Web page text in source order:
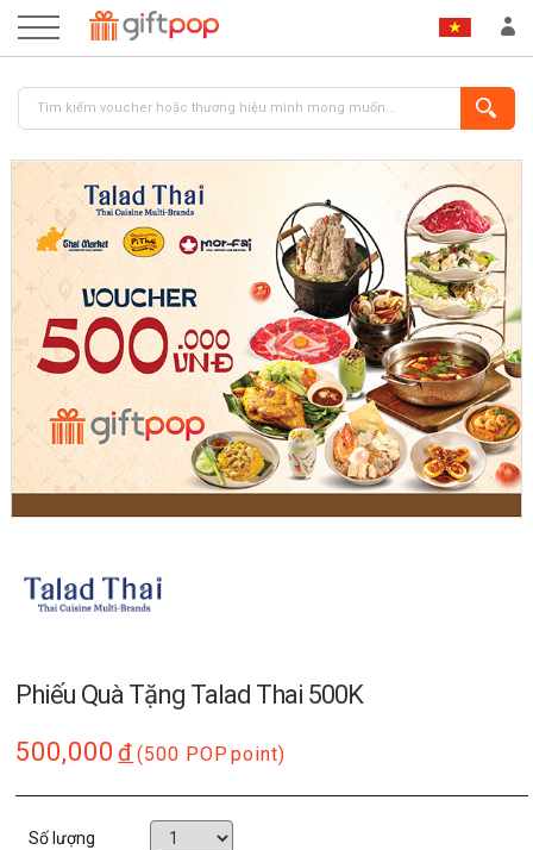
ĐĂNG NHẬP ĐĂNG KÝ
Phiếu Quà Tặng Talad Thai 500K
500,000 đ (500 POP point)
Số lượng